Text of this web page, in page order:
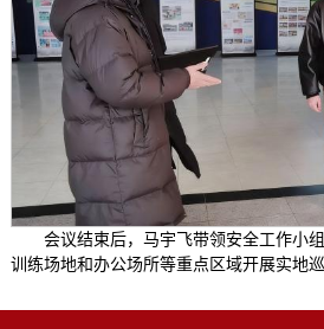
会议结束后，马宇飞带领安全工作小
训练场地和办公场所等重点区域开展实地巡